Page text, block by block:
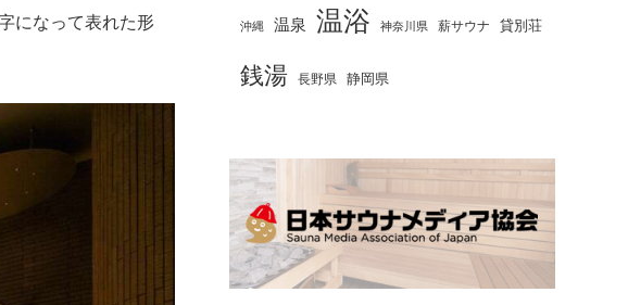
になって表れた形
沖縄 温泉 温浴 神奈川県 薪サウナ 貸別荘
銭湯 長野県 静岡県